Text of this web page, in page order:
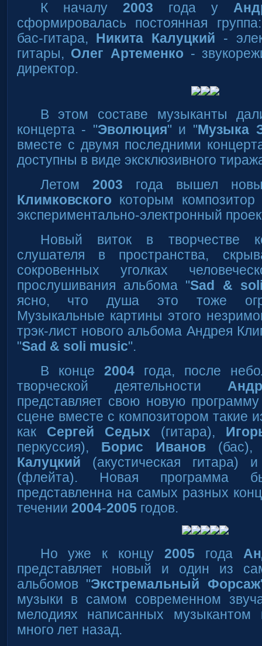
К началу 2003 года у
сформировалась постоянная
бас-гитара, Никита Калуцкий -
гитары, Олег Артеменко -
директор.
В этом составе музыканты
концерта - "Эволюция" и "Музыка
вместе с двумя последними
доступны в виде эксклюзивного
Летом 2003 года вышел
Климковского которым
экспериментально-электронный
Новый виток в творчестве
слушателя в пространства,
сокровенных уголках
прослушивания альбома "Sad &
ясно, что душа это тоже
Музыкальные картины этого
трэк-лист нового альбома Андрея
"Sad & soli music".
В конце 2004года, после
творческой деятельности
представляет свою новую
сцене вместе с композитором такие
как Сергей Седых(гитара),
перкуссия), Борис Иванов
Калуцкий (акустическая гитара)
(флейта). Новая программа
представленна на самых разных
течении 2004-2005 годов.
Но уже к концу 2005 года
представляет новый и один из
альбомов "Экстремальный Форсаж
музыки в самом современном
мелодиях написанных
много лет назад.